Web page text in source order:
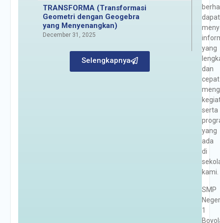
TRANSFORMA (Transformasi
Geometri dengan Geogebra
yang Menyenangkan)
December 31, 2025
Selengkapnya
dapat
yang
dan
cepat
serta
yang
ada
di
kami.
SMP
1